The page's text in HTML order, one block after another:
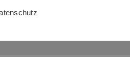
C³Pro an der